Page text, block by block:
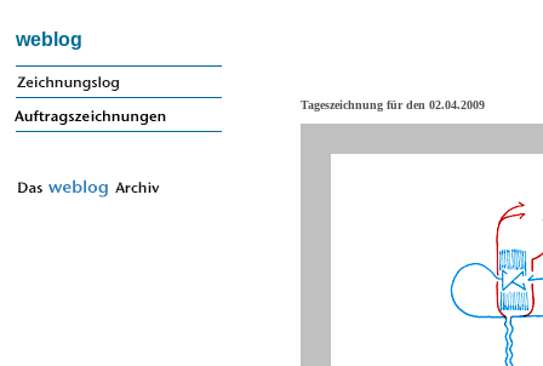
weblog
Tageszeichnung für den 02.04.2009